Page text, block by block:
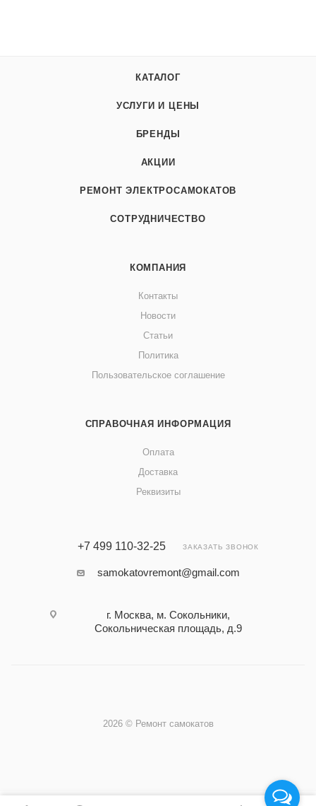
КАТАЛОГ
УСЛУГИ И ЦЕНЫ
БРЕНДЫ
АКЦИИ
РЕМОНТ ЭЛЕКТРОСАМОКАТОВ
СОТРУДНИЧЕСТВО
КОМПАНИЯ
Контакты
Новости
Статьи
Политика
Пользовательское соглашение
СПРАВОЧНАЯ ИНФОРМАЦИЯ
Оплата
Доставка
Реквизиты
+7 499 110-32-25 ЗАКАЗАТЬ ЗВОНОК
samokatovremont@gmail.com
г. Москва, м. Сокольники,
Сокольническая площадь, д.9
2026 © Ремонт самокатов